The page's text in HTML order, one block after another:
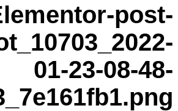
post-
01-23-08-48-